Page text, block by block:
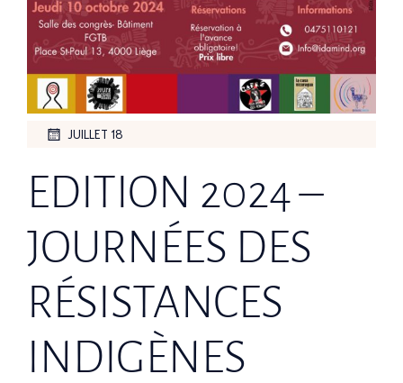
JUILLET 18
EDITION 2024 –
JOURNÉES DES
RÉSISTANCES
INDIGÈNES